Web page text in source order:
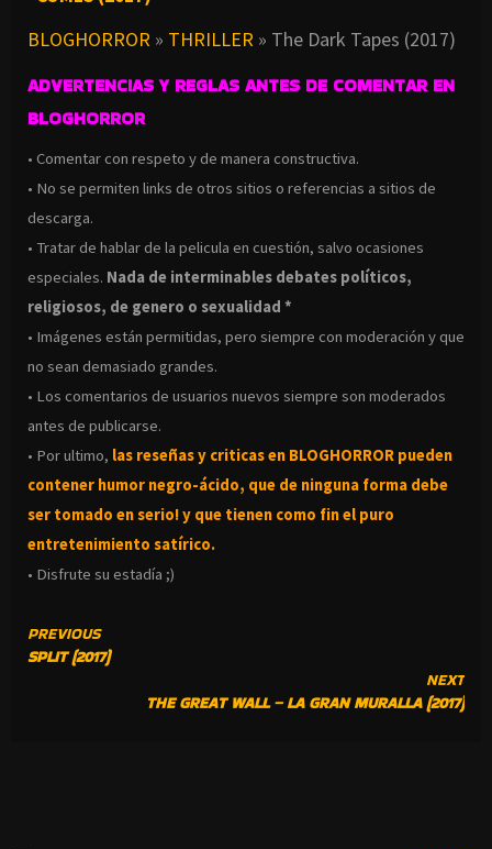
BLOGHORROR » THRILLER » The Dark Tapes (2017)
ADVERTENCIAS Y REGLAS ANTES DE COMENTAR EN
BLOGHORROR
• Comentar con respeto y de manera constructiva.
• No se permiten links de otros sitios o referencias a sitios de
descarga.
• Tratar de hablar de la pelicula en cuestión, salvo ocasiones
especiales. Nada de interminables debates políticos,
religiosos, de genero o sexualidad *
• Imágenes están permitidas, pero siempre con moderación y que
no sean demasiado grandes.
• Los comentarios de usuarios nuevos siempre son moderados
antes de publicarse.
• Por ultimo, las reseñas y criticas en BLOGHORROR pueden
contener humor negro-ácido, que de ninguna forma debe
ser tomado en serio! y que tienen como fin el puro
entretenimiento satírico.
• Disfrute su estadía ;)
CONTINUE
READING
PREVIOUS
SPLIT (2017)
NEXT
THE GREAT WALL – LA GRAN MURALLA (2017)